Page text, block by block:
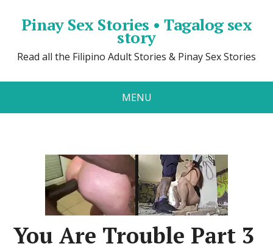
Pinay Sex Stories • Tagalog sex
story
Read all the Filipino Adult Stories & Pinay Sex Stories
MENU
You Are Trouble Part 3